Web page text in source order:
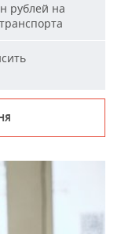
рублей на